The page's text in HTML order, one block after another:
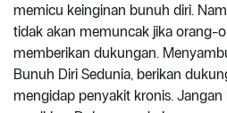
memicu keinginan bunuh diri.
tidak akan memuncak jika orang-
memberikan dukungan.
Bunuh Diri Sedunia, berikan
mengidap penyakit kronis.